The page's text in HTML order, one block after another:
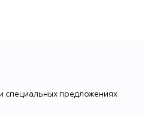
специальных предложениях